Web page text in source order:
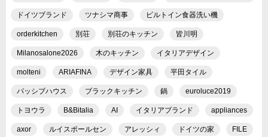
ドイツブランド ツナシマ商事 ビルトイン食器洗い機
orderkitchen 別荘 別荘のキッチン 皆川明
Milanosalone2026 木のキッチン イタリアデザイン
molteni ARIAFINA デザイン家具 平田タイル
パッシブハウス ブラックキッチン 鍋 euroluce2019
トヨウラ B&Bitalia AI イタリアブランド appliances
axor ルイスポールセン アレッシィ ドイツの家 FILE